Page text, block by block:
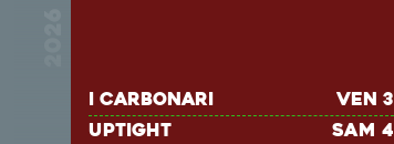
I Carbonari
ven 3
uptight
sam 4